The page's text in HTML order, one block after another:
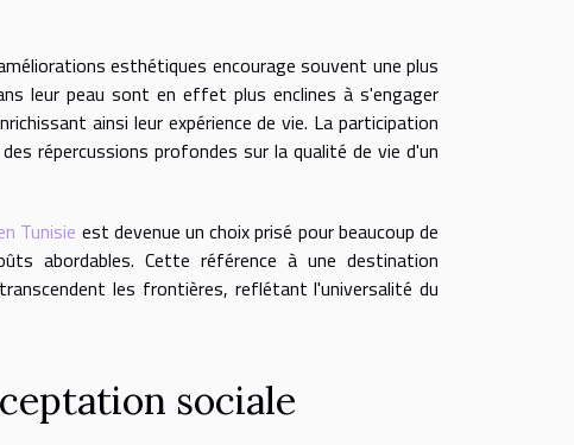
esthétiques encourage souvent une plus
leur peau sont en effet plus enclines à s'engager
ainsi leur expérience de vie. La participation
répercussions profondes sur la qualité de vie d'un
Tunisie est devenue un choix prisé pour beaucoup de
abordables. Cette référence à une destination
les frontières, reflétant l'universalité du
sociale